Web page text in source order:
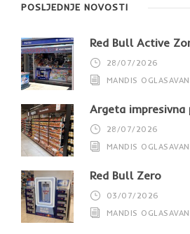
POSLJEDNJE NOVOSTI
Red Bull Active
28/07/2026
MANDIS
Argeta impresivna
28/07/2026
MANDIS
Red Bull Zero
03/07/2026
MANDIS